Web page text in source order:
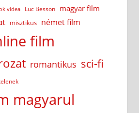
videa Luc Besson magyar film
misztikus német film
film
romantikus sci-fi
magyarul